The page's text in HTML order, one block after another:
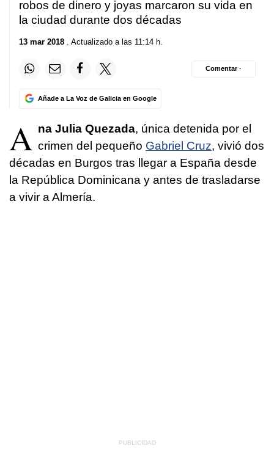
robos de dinero y joyas marcaron su vida en
la ciudad durante dos décadas
13 mar 2018 . Actualizado a las 11:14 h.
Añade a La Voz de Galicia en Google
Comentar ·
A na Julia Quezada, única detenida por el
crimen del pequeño Gabriel Cruz, vivió dos
décadas en Burgos tras llegar a España desde
la República Dominicana y antes de trasladarse
a vivir a Almería.